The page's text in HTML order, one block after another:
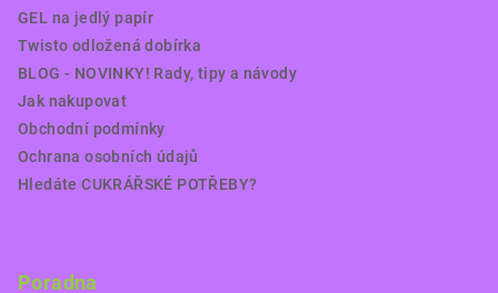
GEL na jedlý papír
Twisto odložená dobírka
BLOG - NOVINKY! Rady, tipy a návody
Jak nakupovat
Obchodní podmínky
Ochrana osobních údajů
Hledáte CUKRÁŘSKÉ POTŘEBY?
Poradna